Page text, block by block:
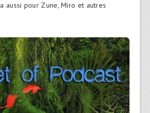
aussi pour Zune, Miro et autres